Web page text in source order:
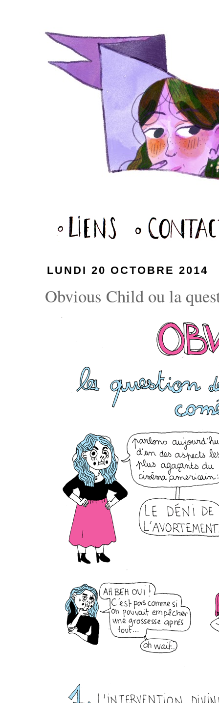
LUNDI 20 OCTOBRE 2014
Obvious Child ou la